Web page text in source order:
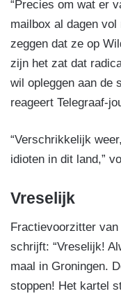
“Precies om wat er
mailbox al dagen
zeggen dat ze op
zijn het zat dat
wil opleggen aan de
reageert Telegraaf-
“Verschrikkelijk
idioten in dit land,”
Vreselijk
Fractievoorzitter
schrijft: “Vreselijk!
maal in Groningen.
stoppen! Het kartel